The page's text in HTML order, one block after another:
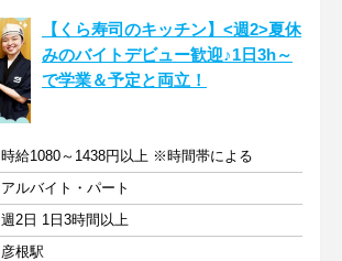
【くら寿司のキッチン】<週2>夏休
みのバイトデビュー歓迎♪1日3h～
で学業＆予定と両立！
時給1080～1438円以上 ※時間帯による
アルバイト・パート
週2日 1日3時間以上
彦根駅